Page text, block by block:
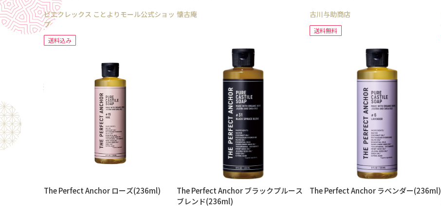
ピエクレックス ことよりモール公式ショッ
プ
送料込み
懐古庵 古川与助商店
送料無料
The Perfect Anchor ローズ(236ml)
The Perfect Anchor ブラックプルース
ブレンド(236ml)
The Perfect Anchor ラベンダー(236ml)